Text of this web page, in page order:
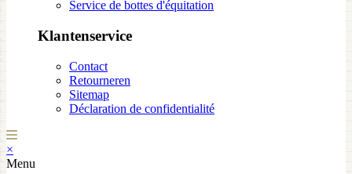
Service de bottes d'équitation
Klantenservice
Contact
Retourneren
Sitemap
Déclaration de confidentialité
×
Menu